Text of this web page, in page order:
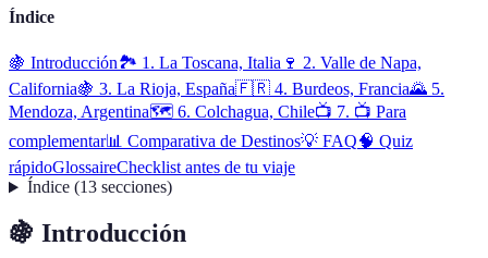
Índice
🍇 Introducción🏞️ 1. La Toscana, Italia 🍷 2. Valle de Napa,
California🍇 3. La Rioja, España🇫🇷 4. Burdeos, Francia🌄 5.
Mendoza, Argentina🗺️ 6. Colchagua, Chile📺 7. 📺 Para
complementar📊 Comparativa de Destinos💡 FAQ🧠 Quiz
rápidoGlossaireChecklist antes de tu viaje
Índice(13 secciones)
🍇 Introducción